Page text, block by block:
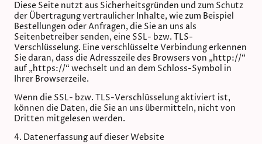
Diese Seite nutzt aus Sicherheitsgründen und zum Schutz
der Übertragung vertraulicher Inhalte, wie zum Beispiel
Bestellungen oder Anfragen, die Sie an uns als
Seitenbetreiber senden, eine SSL- bzw. TLS-
Verschlüsselung. Eine verschlüsselte Verbindung erkennen
Sie daran, dass die Adresszeile des Browsers von „http://“
auf „https://“ wechselt und an dem Schloss-Symbol in
Ihrer Browserzeile.
Wenn die SSL- bzw. TLS-Verschlüsselung aktiviert ist,
können die Daten, die Sie an uns übermitteln, nicht von
Dritten mitgelesen werden.
4. Datenerfassung auf dieser Website